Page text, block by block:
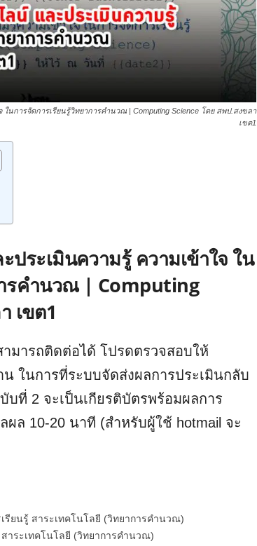
นการจัดการเรียนรู้วิทยาการคำนวณ | Computing Science โดย สพป.สงขลา
เขต1
ระเมินความรู้ ความเข้าใจ ใน
รคำนวณ | Computing
เขต1
มารถติดต่อได้ โปรดตรวจสอบให้
ในการที่ระบบจัดส่งผลการประเมินกลับ
ที่ 2 จะเป็นเกียรติบัตรพร้อมผลการ
ผล 10-20 นาที (สำหรับผู้ใช้ hotmail จะ
รียนรู้ สาระเทคโนโลยี (วิทยาการคำนวณ)
าระเทคโนโลยี (วิทยาการคำนวณ)